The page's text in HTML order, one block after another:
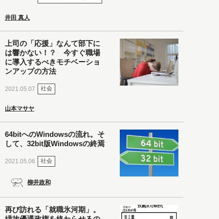
井田 真人
上司の「応援」なんて部下に
は響かない！？ 今すぐ職場
に導入するべきモチベーショ
ンアップの方法
2021.05.07 社会
山本マサヤ
64bitへのWindowsの流れ。そ
して、32bit版Windowsの終焉
2021.05.06 社会
柳井政和
再び訪れる「就職氷河期」。